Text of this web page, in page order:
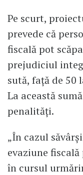
Pe scurt,
prevede că
fiscală pot
prejudiciul
sută, față de 50
La această
penalități.
„În cazul
evaziune
în cursul